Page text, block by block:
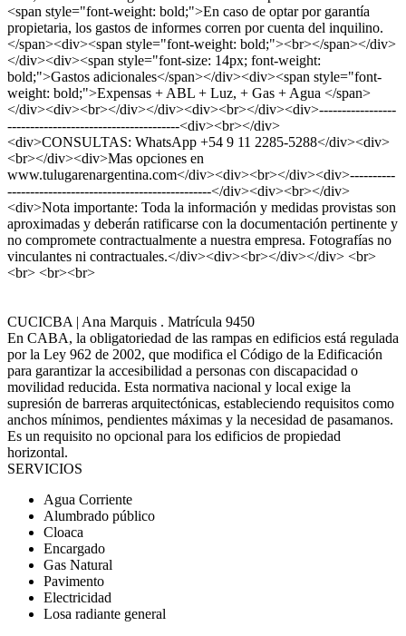
<span style="font-weight: bold;">En caso de optar por garantía
propietaria, los gastos de informes corren por cuenta del inquilino.
</span><div><span style="font-weight: bold;"><br></span></div>
</div><div><span style="font-size: 14px; font-weight:
bold;">Gastos adicionales</span></div><div><span style="font-
weight: bold;">Expensas + ABL + Luz, + Gas + Agua </span>
</div><div><br></div></div><div><br></div><div>-----------------
--------------------------------------<div><br></div>
<div>CONSULTAS: WhatsApp +54 9 11 2285-5288</div><div>
<br></div><div>Mas opciones en
www.tulugarenargentina.com</div><div><br></div><div>----------
---------------------------------------------</div><div><br></div>
<div>Nota importante: Toda la información y medidas provistas son
aproximadas y deberán ratificarse con la documentación pertinente y
no compromete contractualmente a nuestra empresa. Fotografías no
vinculantes ni contractuales.</div><div><br></div></div> <br>
<br> <br><br>
CUCICBA | Ana Marquis . Matrícula 9450
En CABA, la obligatoriedad de las rampas en edificios está regulada
por la Ley 962 de 2002, que modifica el Código de la Edificación
para garantizar la accesibilidad a personas con discapacidad o
movilidad reducida. Esta normativa nacional y local exige la
supresión de barreras arquitectónicas, estableciendo requisitos como
anchos mínimos, pendientes máximas y la necesidad de pasamanos.
Es un requisito no opcional para los edificios de propiedad
horizontal.
SERVICIOS
Agua Corriente
Alumbrado público
Cloaca
Encargado
Gas Natural
Pavimento
Electricidad
Losa radiante general